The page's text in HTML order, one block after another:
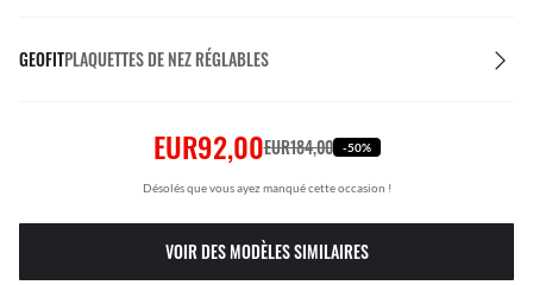
GEOFITPLAQUETTES DE NEZ RÉGLABLES
EUR92,00EUR184,00 -50%
Désolés que vous ayez manqué cette occasion !
VOIR DES MODÈLES SIMILAIRES